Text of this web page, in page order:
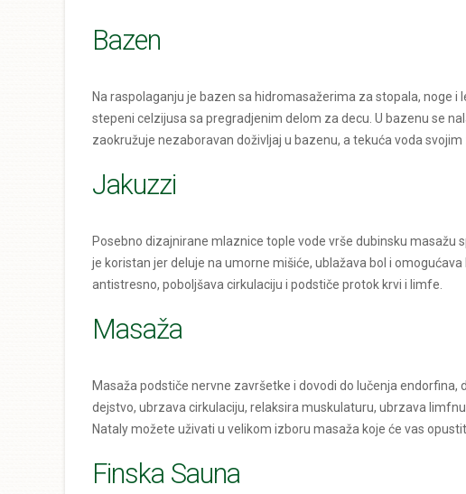
Bazen
Na raspolaganju je bazen sa hidromasažerima za stopala, noge
stepeni celzijusa sa pregradjenim delom za decu. U bazenu se
zaokružuje nezaboravan doživljaj u bazenu, a tekuća voda
Jakuzzi
Posebno dizajnirane mlaznice tople vode vrše dubinsku
je koristan jer deluje na umorne mišiće, ublažava bol i
antistresno, poboljšava cirkulaciju i podstiče protok krvi i limfe.
Masaža
Masaža podstiče nervne završetke i dovodi do lučenja
dejstvo, ubrzava cirkulaciju, relaksira muskulaturu, ubrzava
Nataly možete uživati u velikom izboru masaža koje će vas
Finska Sauna